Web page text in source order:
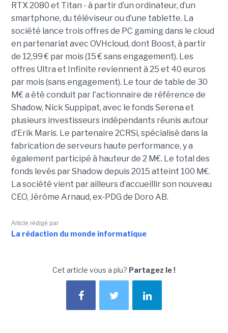
RTX 2080 et Titan - à partir d’un ordinateur, d’un
smartphone, du téléviseur ou d’une tablette. La
société lance trois offres de PC gaming dans le cloud
en partenariat avec OVHcloud, dont Boost, à partir
de 12,99 € par mois (15 € sans engagement). Les
offres Ultra et Infinite reviennent à 25 et 40 euros
par mois (sans engagement). Le tour de table de 30
M€ a été conduit par l'actionnaire de référence de
Shadow, Nick Suppipat, avec le fonds Serena et
plusieurs investisseurs indépendants réunis autour
d’Erik Maris. Le partenaire 2CRSi, spécialisé dans la
fabrication de serveurs haute performance, y a
également participé à hauteur de 2 M€. Le total des
fonds levés par Shadow depuis 2015 atteint 100 M€.
La société vient par ailleurs d’accueillir son nouveau
CEO, Jérôme Arnaud, ex-PDG de Doro AB.
Article rédigé par
La rédaction du monde informatique
Cet article vous a plu? Partagez le !